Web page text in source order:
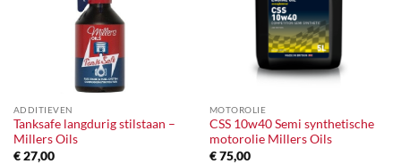
ADDITIEVEN
Tanksafe langdurig stilstaan –
Millers Oils
€27,00
MOTOROLIE
CSS 10w40 Semi synthetische
motorolie Millers Oils
€75,00